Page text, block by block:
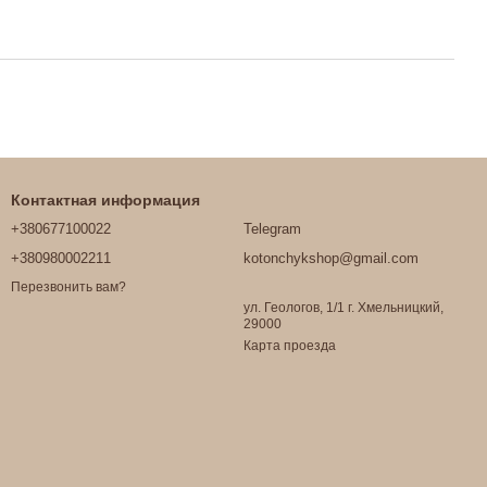
Контактная информация
+380677100022
+380980002211
Перезвонить вам?
Telegram
kotonchykshop@gmail.com
ул. Геологов, 1/1 г. Хмельницкий,
29000
Карта проезда